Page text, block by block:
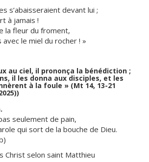
s’abaisseraient devant lui ;
à jamais !
la fleur du froment,
le miel du rocher ! »
au ciel, il prononça la bénédiction ;
il les donna aux disciples, et les
à la foule » (Mt 14, 13-21
seulement de pain,
qui sort de la bouche de Dieu.
Christ selon saint Matthieu